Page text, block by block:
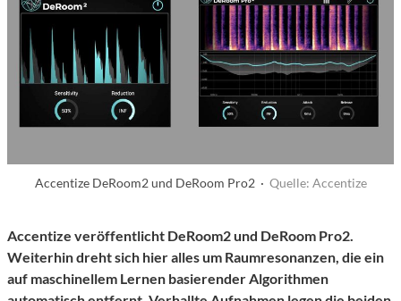
Accentize DeRoom2 und DeRoom Pro2 · Quelle: Accentize
Accentize veröffentlicht DeRoom2 und DeRoom Pro2.
Weiterhin dreht sich hier alles um Raumresonanzen, die ein
auf maschinellem Lernen basierender Algorithmen